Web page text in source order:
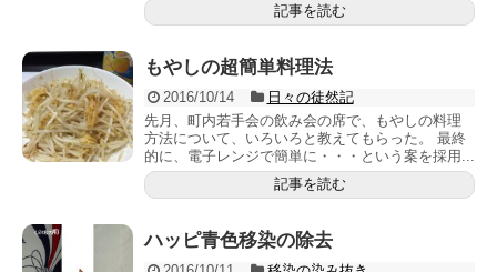
記事を読む
もやしの超簡単料理法
2016/10/14
日々の徒然記
先月、町内若手会の飲み会の席で、もやしの料理
方法について、いろいろと教えてもらった。 最終
的に、電子レンジで簡単に・・・という案を採用...
記事を読む
ハッピ青色移染の除去